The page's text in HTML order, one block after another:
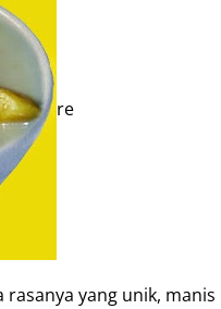
re
yang unik, manis